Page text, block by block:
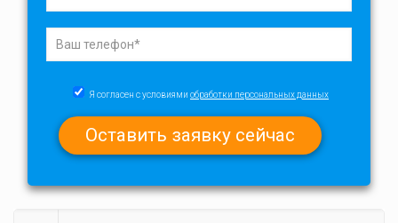
Я согласен с условиями обработки персональных данных